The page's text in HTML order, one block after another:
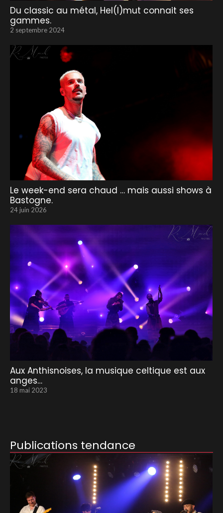
Du classic au métal, Hel(l)mut connait ses
gammes.
2 septembre 2024
Le week-end sera chaud … mais aussi shows à
Bastogne.
24 juin 2026
Aux Anthisnoises, la musique celtique est aux
anges…
18 mai 2023
Publications tendance